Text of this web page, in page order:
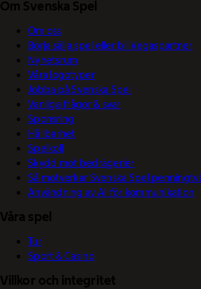
Om Svenska Spel
Om oss
Börja sälja spel eller bli Vegaspartner
Nyhetsrum
Våra logotyper
Jobba på Svenska Spel
Vanliga frågor & svar
Sponsring
Hållbarhet
Spelkoll
Skydd mot bedrägerier
Så motverkar Svenska Spel
Användning av AI för kommunikation
Våra spel
Tur
Sport & Casino
Villkor och integritet